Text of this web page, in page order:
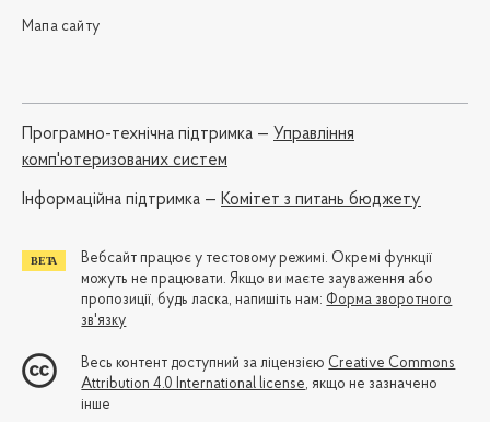
Мапа сайту
Програмно-технічна підтримка — Управління
комп'ютеризованих систем
Iнформаційна підтримка — Комітет з питань бюджету
Вебсайт працює у тестовому режимі. Окремі функції
можуть не працювати. Якщо ви маєте зауваження або
пропозиції, будь ласка, напишіть нам: Форма зворотного
зв'язку
Весь контент доступний за ліцензією Creative Commons
Attribution 4.0 International license, якщо не зазначено
інше